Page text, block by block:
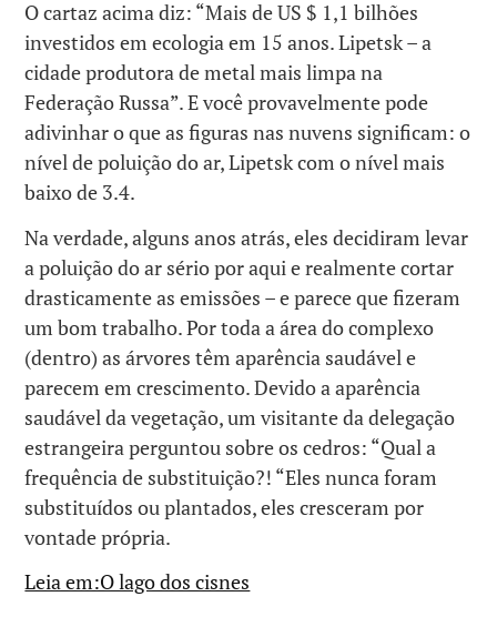
O cartaz acima diz: “Mais de US $ 1,1 bilhões
investidos em ecologia em 15 anos. Lipetsk – a
cidade produtora de metal mais limpa na
Federação Russa”. E você provavelmente pode
adivinhar o que as figuras nas nuvens significam: o
nível de poluição do ar, Lipetsk com o nível mais
baixo de 3.4.
Na verdade, alguns anos atrás, eles decidiram levar
a poluição do ar sério por aqui e realmente cortar
drasticamente as emissões – e parece que fizeram
um bom trabalho. Por toda a área do complexo
(dentro) as árvores têm aparência saudável e
parecem em crescimento. Devido a aparência
saudável da vegetação, um visitante da delegação
estrangeira perguntou sobre os cedros: “Qual a
frequência de substituição?! “Eles nunca foram
substituídos ou plantados, eles cresceram por
vontade própria.
Leia em:O lago dos cisnes